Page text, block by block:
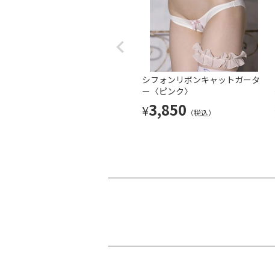
シフォンリボンキャットガータ
ー〈ピンク〉
¥3,850 （税込）